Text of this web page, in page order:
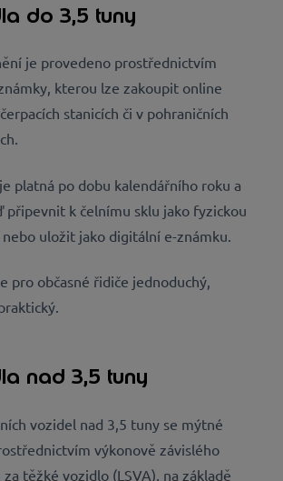
do 3,5 tuny
je provedeno prostřednictvím
kterou lze zakoupit online
stanicích či v pohraničních
platná po dobu kalendářního roku a
připevnit k čelnímu sklu jako fyzickou
uložit jako digitální e-známku.
pro občasné řidiče jednoduchý,
nad 3,5 tuny
vozidel nad 3,5 tuny se mýtné
výkonově závislého
těžké vozidlo (LSVA), na základě